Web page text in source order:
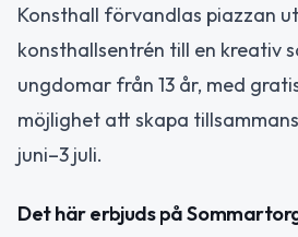
Konsthall förvandlas piazzan
konsthallsentrén till en kreativ
ungdomar från 13 år, med
möjlighet att skapa
juni–3 juli.
Det här erbjuds på